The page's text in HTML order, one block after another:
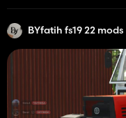
BYfatih fs19 22 mods